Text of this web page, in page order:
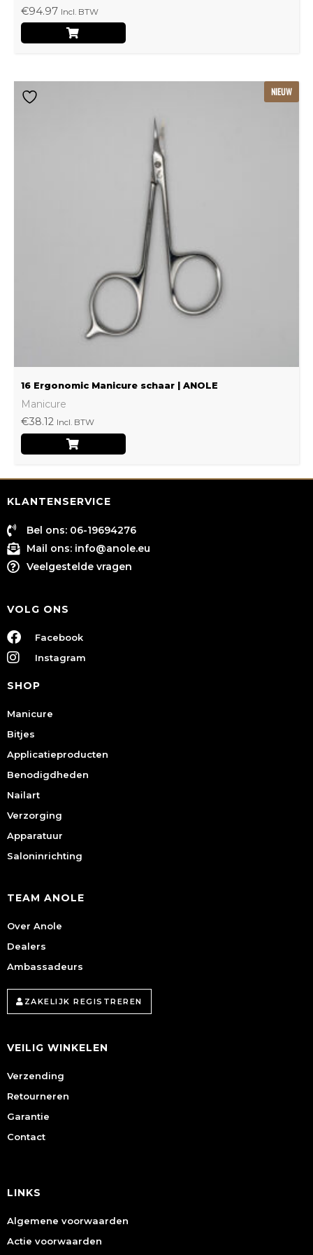
€94.97 Incl. BTW
NIEUW
16 Ergonomic Manicure schaar | ANOLE
Manicure
€38.12 Incl. BTW
KLANTENSERVICE
Bel ons: 06-19694276
Mail ons: info@anole.eu
Veelgestelde vragen
VOLG ONS
Facebook
Instagram
SHOP
Manicure
Bitjes
Applicatieproducten
Benodigdheden
Nailart
Verzorging
Apparatuur
Saloninrichting
TEAM ANOLE
Over Anole
Dealers
Ambassadeurs
ZAKELIJK REGISTREREN
VEILIG WINKELEN
Verzending
Retourneren
Garantie
Contact
LINKS
Algemene voorwaarden
Actie voorwaarden